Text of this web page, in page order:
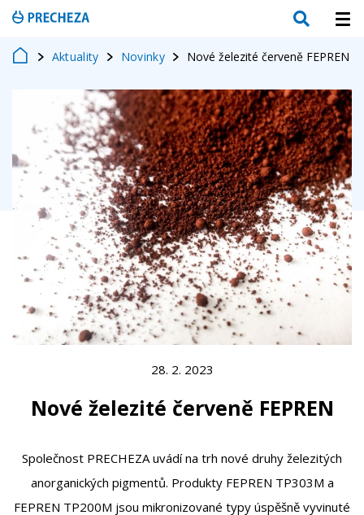
Aktuality Novinky Nové železité červeně FEPREN
28. 2. 2023
Nové železité červeně FEPREN
Společnost PRECHEZA uvádí na trh nové druhy železitých
anorganických pigmentů. Produkty FEPREN TP303M a
FEPREN TP200M jsou mikronizované typy úspěšně vyvinuté